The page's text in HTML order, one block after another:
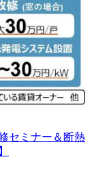
セミナー＆断熱